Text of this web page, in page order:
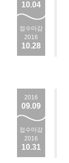
10.04
접수마감
2016
10.28
2016
09.09
접수마감
2016
10.31